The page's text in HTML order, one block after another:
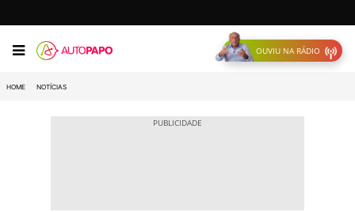
OUVIU NA RÁDIO
HOME NOTÍCIAS